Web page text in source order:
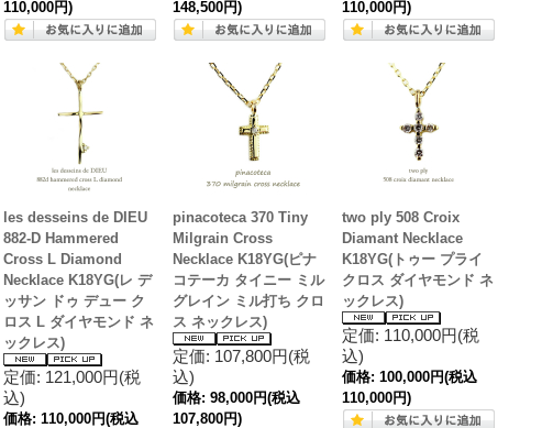
110,000円)
148,500円)
110,000円)
les desseins de DIEU
882-D Hammered
Cross L Diamond
Necklace K18YG(レ デ
ッサン ドゥ デュー ク
ロス L ダイヤモンド ネ
ックレス)
定価: 121,000円(税
込)
価格: 110,000円(税込
pinacoteca 370 Tiny
Milgrain Cross
Necklace K18YG(ピナ
コテーカ タイニー ミル
グレイン ミル打ち クロ
ス ネックレス)
定価: 107,800円(税
込)
価格: 98,000円(税込
107,800円)
two ply 508 Croix
Diamant Necklace
K18YG(トゥー プライ
クロス ダイヤモンド ネ
ックレス)
定価: 110,000円(税
込)
価格: 100,000円(税込
110,000円)